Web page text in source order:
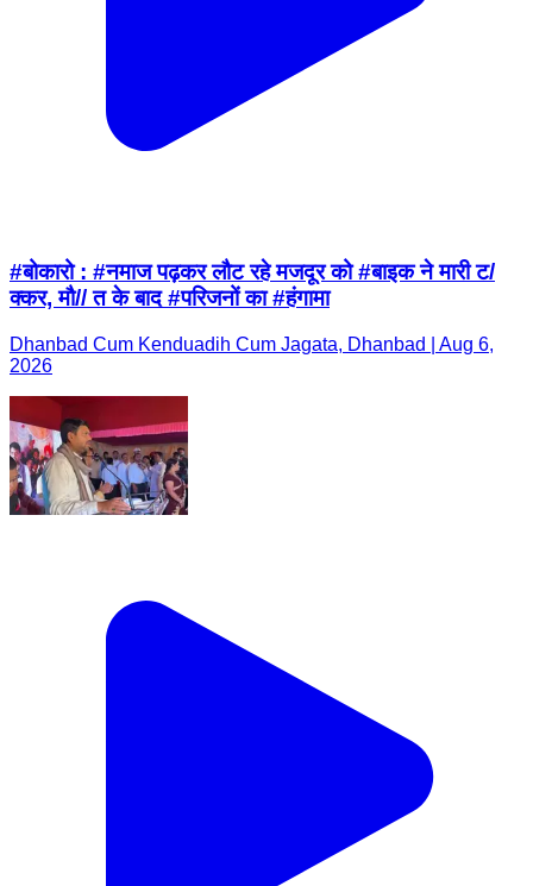
#बोकारो : #नमाज पढ़कर लौट रहे मजदूर को #बाइक ने मारी ट/
क्कर, मौ// त के बाद #परिजनों का #हंगामा
Dhanbad Cum Kenduadih Cum Jagata, Dhanbad | Aug 6,
2026